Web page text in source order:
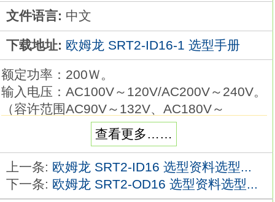
文件语言: 中文
下载地址: 欧姆龙 SRT2-ID16-1 选型手册
额定功率：200Ｗ。
输入电压：AC100V～120V/AC200V～240V。
（容许范围AC90V～132V、AC180V～
DC254V～373V(开关切换方式)）
输出电压(DC)：36V。
输出电流：5.9A。
内置风扇：无。
查看更多……
上一条: 欧姆龙 SRT2-ID16 选型资料选型...
下一条: 欧姆龙 SRT2-OD16 选型资料选型...